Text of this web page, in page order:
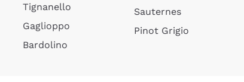
Tignanello
Gaglioppo
Bardolino
Sauternes
Pinot Grigio